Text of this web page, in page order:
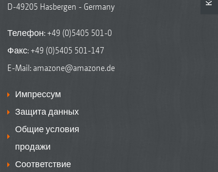
D-49205 Hasbergen - Germany
Телефон:+49 (0)5405 501-0
Факс: +49 (0)5405 501-147
E-Mail: amazone@amazone.de
Импрессум
Защита данных
Общие условия
продажи
Соответствие